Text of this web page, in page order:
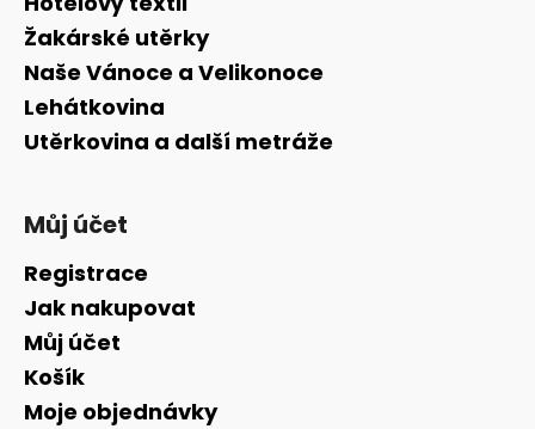
Žakárské utěrky
Naše Vánoce a Velikonoce
Lehátkovina
Utěrkovina a další metráže
Můj účet
Registrace
Jak nakupovat
Můj účet
Košík
Moje objednávky